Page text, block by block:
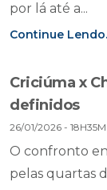
por lá até a...
Continue
Criciúma x
definidos
26/01/2026 -
O confronto
pelas quartas